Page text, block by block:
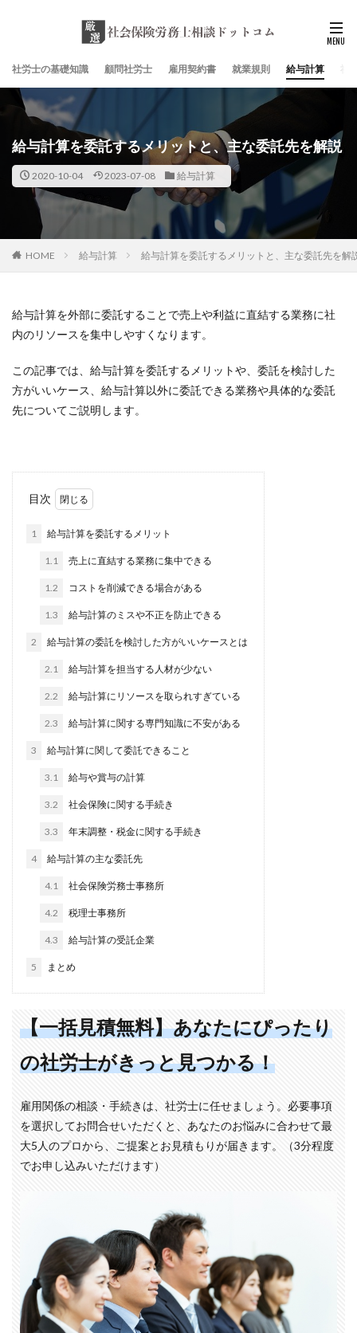
社労士の基礎知識 顧問社労士 雇用契約書 就業規則 給与計算
給与計算を委託するメリットと、主な委託先を解説
2020-10-04 2023-07-08 給与計算
HOME 給与計算 給与計算を委託するメリットと、主な委託先を解
給与計算を外部に委託することで売上や利益に直結する業務に社
内のリソースを集中しやすくなります。
この記事では、給与計算を委託するメリットや、委託を検討した
方がいいケース、給与計算以外に委託できる業務や具体的な委託
先についてご説明します。
目次
1 給与計算を委託するメリット
1.1 売上に直結する業務に集中できる
1.2 コストを削減できる場合がある
1.3 給与計算のミスや不正を防止できる
2 給与計算の委託を検討した方がいいケースとは
2.1 給与計算を担当する人材が少ない
2.2 給与計算にリソースを取られすぎている
2.3 給与計算に関する専門知識に不安がある
3 給与計算に関して委託できること
3.1 給与や賞与の計算
3.2 社会保険に関する手続き
3.3 年末調整・税金に関する手続き
4 給与計算の主な委託先
4.1 社会保険労務士事務所
4.2 税理士事務所
4.3 給与計算の受託企業
5 まとめ
【一括見積無料】あなたにぴったり
の社労士がきっと見つかる！
雇用関係の相談・手続きは、社労士に任せましょう。必要事項
を選択してお問合せいただくと、あなたのお悩みに合わせて最
大5人のプロから、ご提案とお見積もりが届きます。（3分程度
でお申し込みいただけます）